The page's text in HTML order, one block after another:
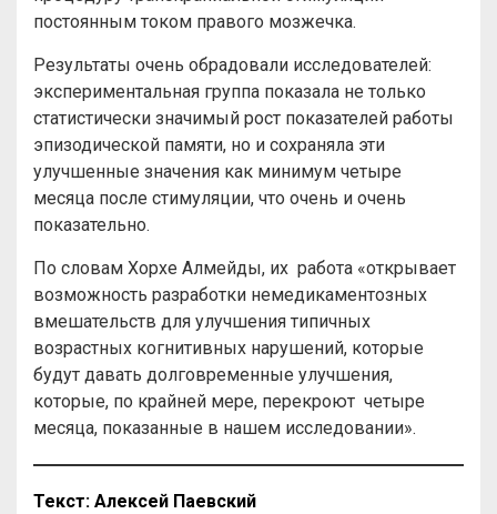
постоянным током правого мозжечка.
Результаты очень обрадовали исследователей:
экспериментальная группа показала не только
статистически значимый рост показателей работы
эпизодической памяти, но и сохраняла эти
улучшенные значения как минимум четыре
месяца после стимуляции, что очень и очень
показательно.
По словам Хорхе Алмейды, их работа «открывает
возможность разработки немедикаментозных
вмешательств для улучшения типичных
возрастных когнитивных нарушений, которые
будут давать долговременные улучшения,
которые, по крайней мере, перекроют четыре
месяца, показанные в нашем исследовании».
Текст: Алексей Паевский